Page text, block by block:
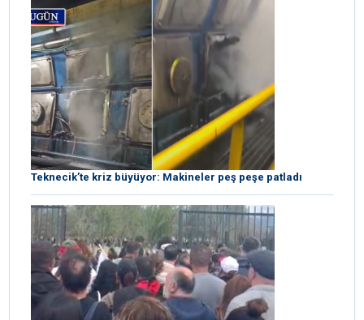
Teknecik’te kriz büyüyor: Makineler peş peşe patladı